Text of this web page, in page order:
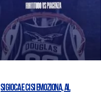
Si gioca e ci si emoziona, al